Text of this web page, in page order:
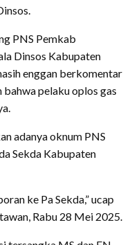
PNS Pemkab
Dinsos Kabupaten
enggan berkomentar
bahwa pelaku oplos gas
adanya oknum PNS
Sekda Kabupaten
ke Pa Sekda,” ucap
Rabu 28 Mei 2025.